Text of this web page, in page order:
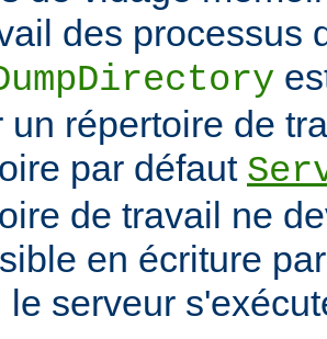
des processus
un répertoire de
par défaut
de travail ne
en écriture
le serveur